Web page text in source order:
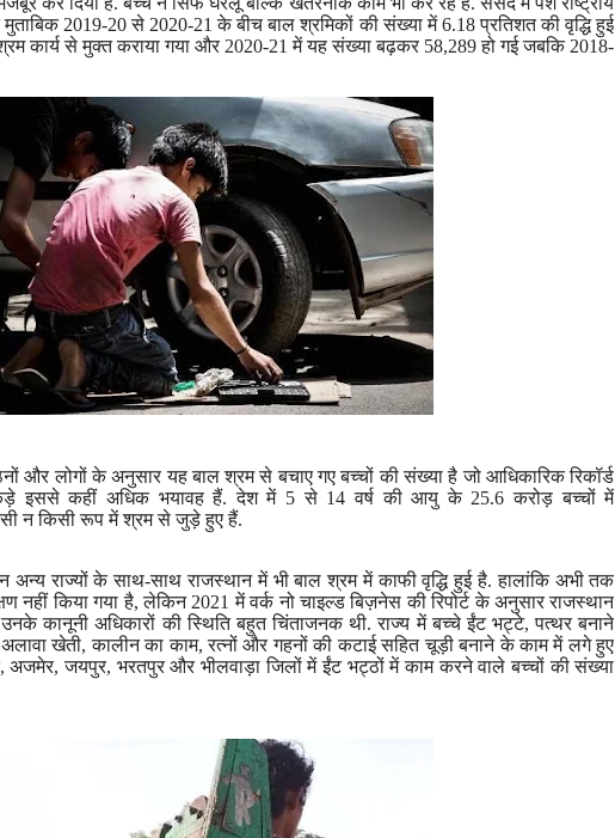
2019-20से2020-21के बीच बाल श्रमिकों की संख्या में6.18प्रतिशत की वृद्धि हुई
कार्य से मुक्त कराया गया और 2020-21में यह संख्या बढ़कर 58,289हो गई जबकि2018-
और लोगों के अनुसार यह बाल श्रम से बचाए गए बच्चों की संख्या है जो आधिकारिक रिकॉर्ड
इससे कहीं अधिक भयावह हैं. देश में5से14वर्ष की आयु के25.6करोड़ बच्चों में
न किसी रूप में श्रम से जुड़े हुए हैं.
अन्य राज्यों के साथ-साथ राजस्थान में भी बाल श्रम में काफी वृद्धि हुई है. हालांकि अभी तक
नहीं किया गया है,लेकिन2021में वर्क नो चाइल्ड बिज़नेस की रिपोर्ट के अनुसार राजस्थान
कानूनी अधिकारों की स्थिति बहुत चिंताजनक थी. राज्य में बच्चे ईंट भट्टे,पत्थर बनाने
खेती,कालीन का काम,रत्नों और गहनों की कटाई सहित चूड़ी बनाने के काम में लगे हुए
,अजमेर,जयपुर, भरतपुर और भीलवाड़ा जिलों में ईंट भट्ठों में काम करने वाले बच्चों की संख्या